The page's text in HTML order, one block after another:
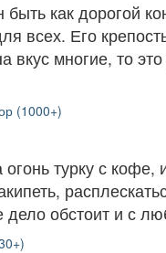
как дорогой
всех. Его
вкус многие, то
(1000+)
турку с
дело обстоит и с